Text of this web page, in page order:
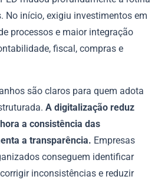
No início, exigiu investimentos em
processos e maior integração
fiscal, compras e
são claros para quem adota
A digitalização reduz
a consistência das
a transparência. Empresas
conseguem identificar
inconsistências e reduzir